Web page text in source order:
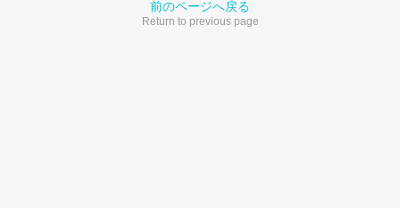
前のページへ戻る
Return to previous page